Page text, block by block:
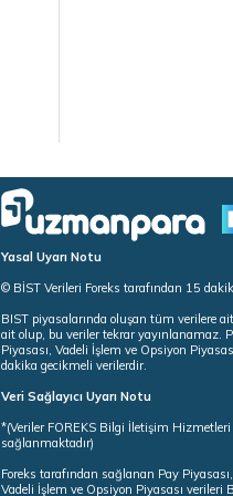
Yasal Uyarı Notu
© BİST Verileri Foreks tarafından 15
BIST piyasalarında oluşan tüm verilere
ait olup, bu veriler tekrar yayınlanamaz.
Piyasası, Vadeli İşlem ve Opsiyon
dakika gecikmeli verilerdir.
Veri Sağlayıcı Uyarı Notu
*(Veriler FOREKS Bilgi İletişim Hizmetleri
sağlanmaktadır)
Foreks tarafından sağlanan Pay
Vadeli İşlem ve Opsiyon Piyasası verileri